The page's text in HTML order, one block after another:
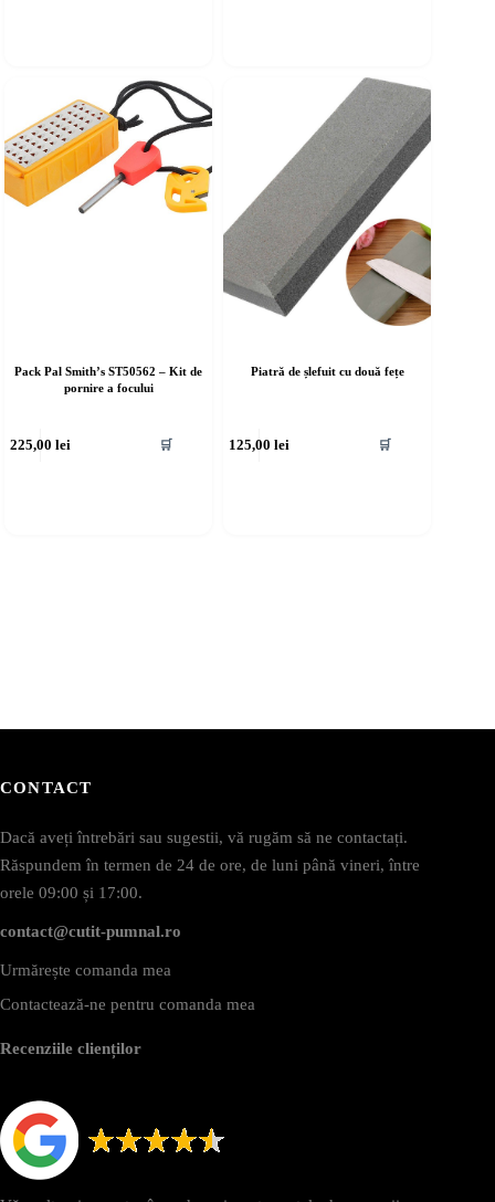
Pack Pal Smith’s ST50562 – Kit de
pornire a focului
225,00 lei 🛒
Piatră de șlefuit cu două fețe
125,00 lei 🛒
CONTACT
Dacă aveți întrebări sau sugestii, vă rugăm să ne contactați.
Răspundem în termen de 24 de ore, de luni până vineri, între
orele 09:00 și 17:00.
contact@cutit-pumnal.ro
Urmărește comanda mea
Contactează-ne pentru comanda mea
Recenziile clienților